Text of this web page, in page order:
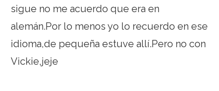
sigue no me acuerdo que era en
alemán.Por lo menos yo lo recuerdo en ese
idioma,de pequeña estuve allí.Pero no con
Vickie,jeje